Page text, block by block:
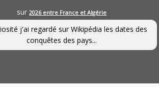
sur2026 entre France et Algérie
j'ai regardé sur Wikipédia les dates des
conquêtes des pays...